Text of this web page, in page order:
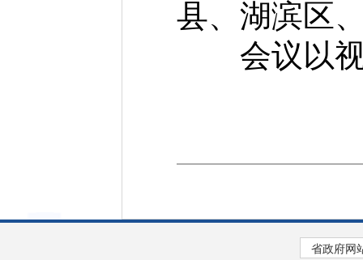
县、湖滨区
会议以视